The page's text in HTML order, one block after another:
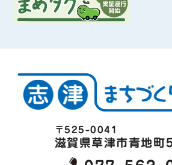
〒525-0041
滋賀県草津市青地町